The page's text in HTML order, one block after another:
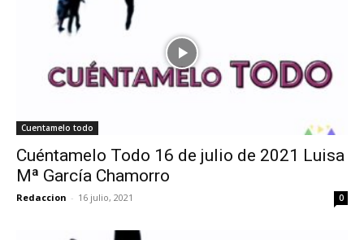
Cuentamelo todo
Cuéntamelo Todo 16 de julio de 2021 Luisa
Mª García Chamorro
Redaccion - 16 julio, 2021 0